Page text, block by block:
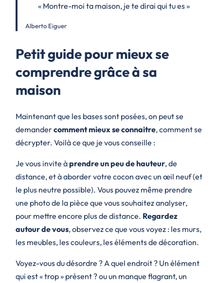
« Montre-moi ta maison, je te dirai qui tu es »
Alberto Eiguer
Petit guide pour mieux se
comprendre grâce à sa
maison
Maintenant que les bases sont posées, on peut se
demandercomment mieux se connaitre, comment se
décrypter. Voilà ce que je vous conseille :
Je vous invite àprendre un peu de hauteur, de
distance, et à aborder votre cocon avec un œil neuf (et
le plus neutre possible). Vous pouvez même prendre
une photo de la pièce que vous souhaitez analyser,
pour mettre encore plus de distance. Regardez
autour de vous, observez ce que vous voyez : les murs,
les meubles, les couleurs, les éléments de décoration.
Voyez-vous du désordre ? A quel endroit ? Un élément
qui est « trop » présent ? ou un manque flagrant, un